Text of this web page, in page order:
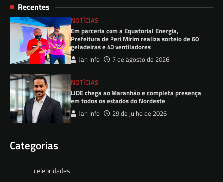
Recentes
NOTÍCIAS
Em parceria com a Equatorial Energia,
Prefeitura de Peri Mirim realiza sorteio de 60
geladeiras e 40 ventiladores
Jan Info 7 de agosto de 2026
NOTÍCIAS
LIDE chega ao Maranhão e completa presença
em todos os estados do Nordeste
Jan Info 29 de julho de 2026
Categorias
celebridades